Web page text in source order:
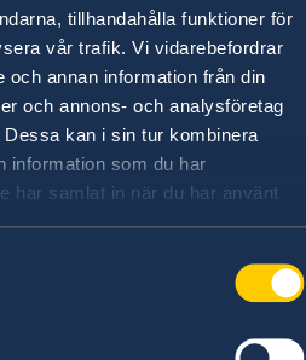
tillhandahålla funktioner för
vår trafik. Vi vidarebefordrar
och annan information från din
och annons- och analysföretag
kan i sin tur kombinera
information som du har
har samlat in när du har använt
0,608, rankad 138 av
totalt 188 (2020)
42 % av befolkningen
lever på mindre än 1,90